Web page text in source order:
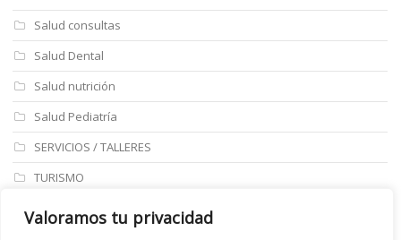
Valoramos tu privacidad
Salud consultas
Salud Dental
Salud nutrición
Salud Pediatría
SERVICIOS / TALLERES
TURISMO
ULTIMAS NOTICIAS